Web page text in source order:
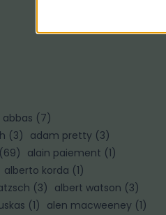
abbas (7)
(3) adam pretty (3)
(69) alain paiement (1)
alberto korda (1)
(3) albert watson (3)
(1) alen macweeney (1)